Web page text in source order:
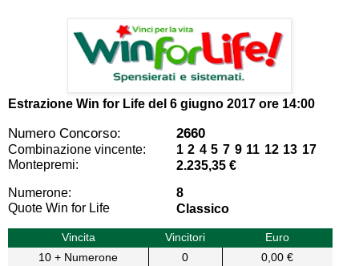
Estrazione Win for Life del 6 giugno 2017 ore 14:00
Numero Concorso: 2660
Combinazione vincente:
1 2 4 5 7 9 11 12 13 17
Montepremi:
2.235,35 €
Numerone:
8
Quote Win for Life
Classico
Vincita Vincitori
Euro
10 + Numerone
0
0,00 €